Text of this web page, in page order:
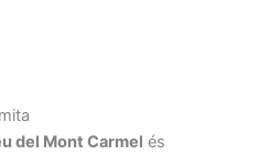
del Mont Carmel és